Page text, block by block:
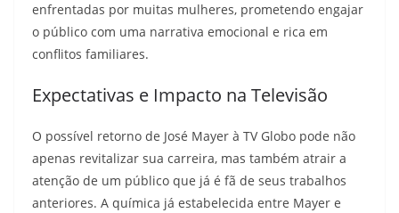
enfrentadas por muitas mulheres, prometendo engajar
o público com uma narrativa emocional e rica em
conflitos familiares.
Expectativas e Impacto na Televisão
O possível retorno de José Mayer à TV Globo pode não
apenas revitalizar sua carreira, mas também atrair a
atenção de um público que já é fã de seus trabalhos
anteriores. A química já estabelecida entre Mayer e